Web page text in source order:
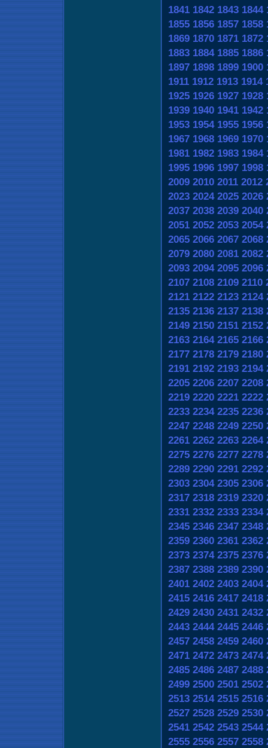
1841 1842 1843 1844
1855 1856 1857 1858
1869 1870 1871 1872
1883 1884 1885 1886
1897 1898 1899 1900
1911 1912 1913 1914
1925 1926 1927 1928
1939 1940 1941 1942
1953 1954 1955 1956
1967 1968 1969 1970
1981 1982 1983 1984
1995 1996 1997 1998
2009 2010 2011 2012
2023 2024 2025 2026
2037 2038 2039 2040
2051 2052 2053 2054
2065 2066 2067 2068
2079 2080 2081 2082
2093 2094 2095 2096
2107 2108 2109 2110
2121 2122 2123 2124
2135 2136 2137 2138
2149 2150 2151 2152
2163 2164 2165 2166
2177 2178 2179 2180
2191 2192 2193 2194
2205 2206 2207 2208
2219 2220 2221 2222
2233 2234 2235 2236
2247 2248 2249 2250
2261 2262 2263 2264
2275 2276 2277 2278
2289 2290 2291 2292
2303 2304 2305 2306
2317 2318 2319 2320
2331 2332 2333 2334
2345 2346 2347 2348
2359 2360 2361 2362
2373 2374 2375 2376
2387 2388 2389 2390
2401 2402 2403 2404
2415 2416 2417 2418
2429 2430 2431 2432
2443 2444 2445 2446
2457 2458 2459 2460
2471 2472 2473 2474
2485 2486 2487 2488
2499 2500 2501 2502
2513 2514 2515 2516
2527 2528 2529 2530
2541 2542 2543 2544
2555 2556 2557 2558